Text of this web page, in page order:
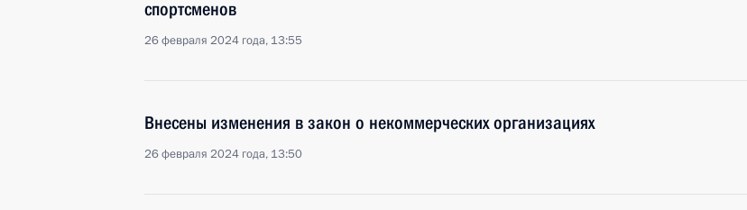
спортсменов
26 февраля 2024 года, 13:55
Внесены изменения в закон о некоммерческих организациях
26 февраля 2024 года, 13:50